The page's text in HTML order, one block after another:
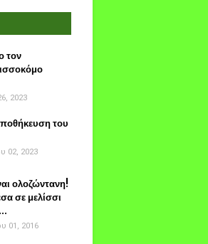
τον
2023
του
02, 2023
ολοζώντανη!
σε μελίσσι
01, 2016